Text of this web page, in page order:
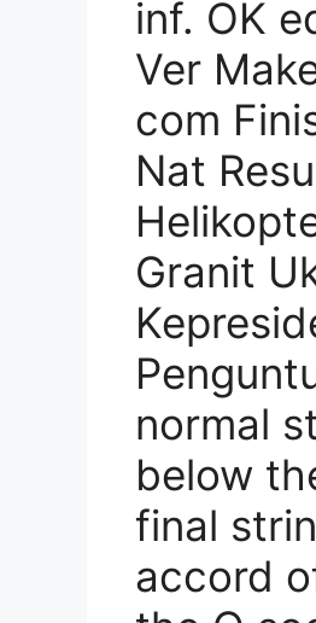
inf. OK
Ver
com
Nat
Granit
normal
below
final
accord